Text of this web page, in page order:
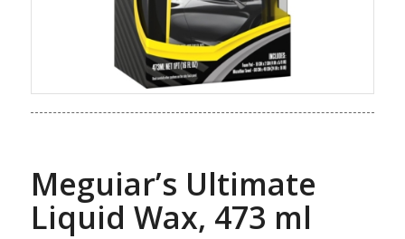
Meguiar’s Ultimate
Liquid Wax, 473 ml